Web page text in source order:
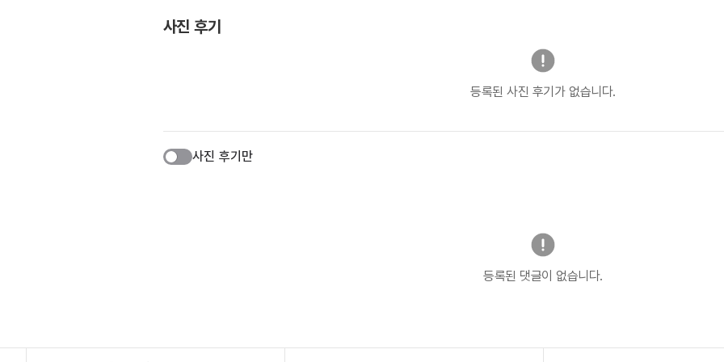
사진 후기
등록된 사진 후기가 없습니다.
사진 후기만
등록된 댓글이 없습니다.